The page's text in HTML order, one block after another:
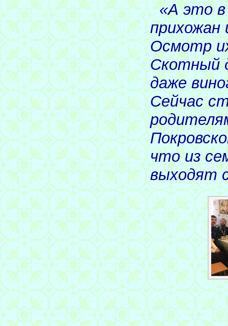
«А это
прихожан
Осмотр
Скотный
даже
Сейчас
что из
выходят